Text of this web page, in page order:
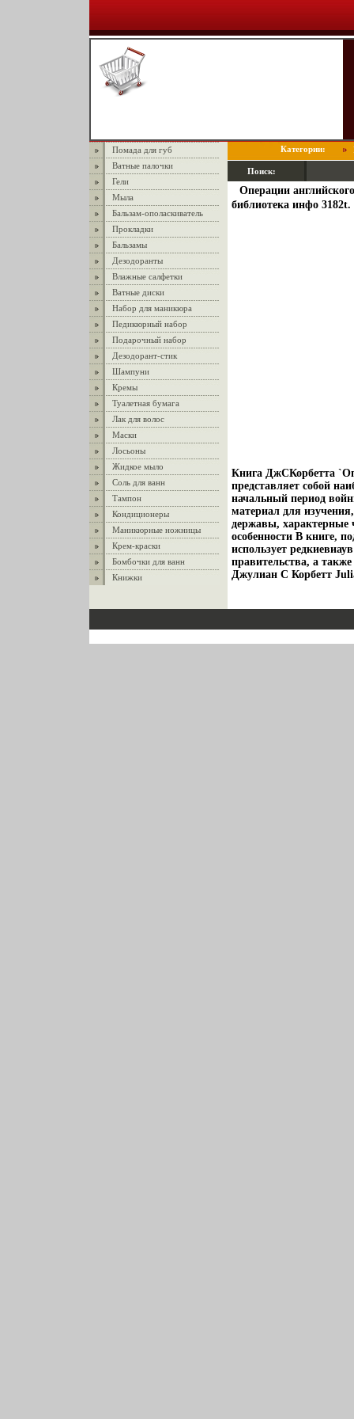
Помада для губ
Ватные палочки
Гели
Мыла
Бальзам-ополаскиватель
Прокладки
Бальзамы
Дезодоранты
Влажные салфетки
Ватные диски
Набор для маникюра
Педикюрный набор
Подарочный набор
Дезодорант-стик
Шампуни
Кремы
Туалетная бумага
Лак для волос
Маски
Лосьоны
Жидкое мыло
Соль для ванн
Тампон
Кондиционеры
Маникюрные ножницы
Крем-краски
Бомбочки для ванн
Книжки
Категории:
Поиск:
Операции
библиотека инфо 3182t.
Книга ДжСКорбетта
представляет собой
начальный период
материал для
державы, характерные
особенности В книге,
использует
правительства, а
Джулиан С Корбетт